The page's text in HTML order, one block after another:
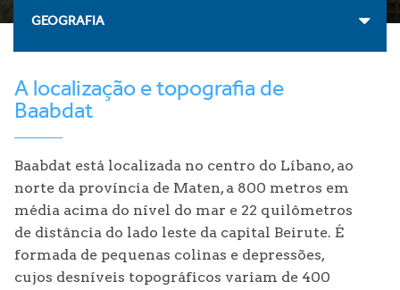
Galeria
Fale conosco
?Quem somos
GEOGRAFIA
A localização e topografia de
Baabdat
Baabdat está localizada no centro do Líbano, ao
norte da província de Maten, a 800 metros em
média acima do nível do mar e 22 quilômetros
de distância do lado leste da capital Beirute. É
formada de pequenas colinas e depressões,
cujos desníveis topográficos variam de 400